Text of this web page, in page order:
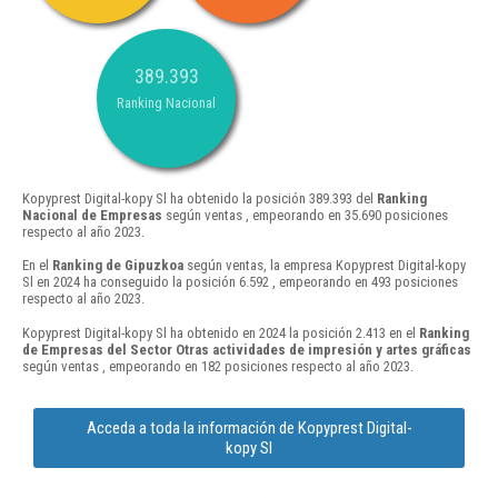
389.393
Ranking Nacional
Kopyprest Digital-kopy Sl ha obtenido la posición 389.393 del Ranking
Nacional de Empresas según ventas , empeorando en 35.690 posiciones
respecto al año 2023.
En el Ranking de Gipuzkoa según ventas, la empresa Kopyprest Digital-kopy
Sl en 2024 ha conseguido la posición 6.592 , empeorando en 493 posiciones
respecto al año 2023.
Kopyprest Digital-kopy Sl ha obtenido en 2024 la posición 2.413 en el Ranking
de Empresas del Sector Otras actividades de impresión y artes gráficas
según ventas , empeorando en 182 posiciones respecto al año 2023.
Acceda a toda la información de Kopyprest Digital-
kopy Sl